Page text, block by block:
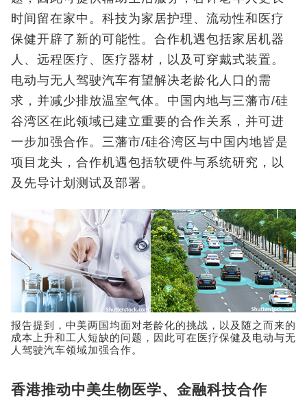
时间留在家中。科技为家居护理、流动性和医疗
保健开辟了新的可能性。合作机遇包括家居机器
人、远程医疗、医疗器材，以及可穿戴式装置。
电动与无人驾驶汽车有望解决老龄化人口的需
求，并减少排放温室气体。中国内地与三藩市/硅
谷湾区在此领域已建立重要的合作关系，并可进
一步加强合作。三藩市/硅谷湾区与中国内地皆是
项目龙头，合作机遇包括软硬件与系统研究，以
及先导计划测试及部署。
报告提到，中美两国均面对老龄化的挑战，以及随之而来的
成本上升和工人短缺的问题，因此可在医疗保健及电动与无
人驾驶汽车领域加强合作。
香港推动中美生物医学、金融科技合作